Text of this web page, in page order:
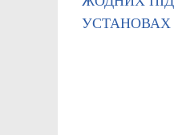
УСТАНОВАХ